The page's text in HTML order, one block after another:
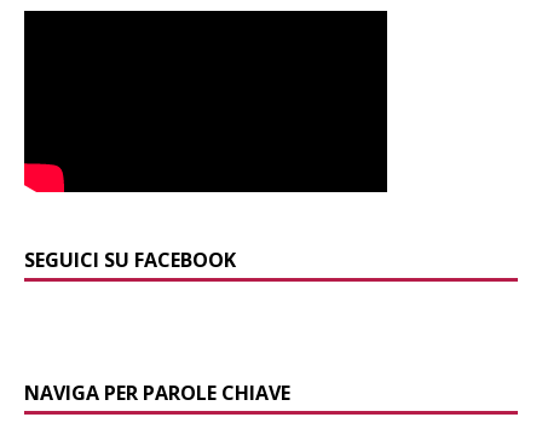
SEGUICI SU FACEBOOK
NAVIGA PER PAROLE CHIAVE